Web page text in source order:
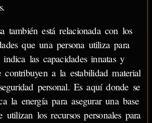
también está relacionada con los
que una persona utiliza para
indica las capacidades innatas y
contribuyen a la estabilidad material
personal. Es aquí donde se
la energía para asegurar una base
los recursos personales para